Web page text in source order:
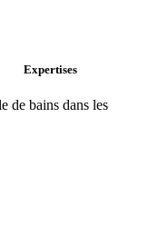
Expertises
de bains dans les